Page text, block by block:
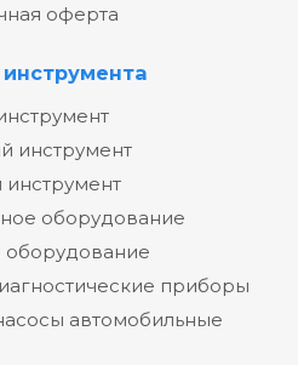
оферта
инструмент
инструмент
оборудование
оборудование
приборы
автомобильные